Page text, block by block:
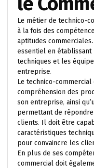
Le métier de technico-
à la fois des
aptitudes
essentiel en
techniques et les
entreprise.
Le technico-
compréhension des
son entreprise, ainsi
permettant de
clients. Il doit être
caractéristiques
pour convaincre les
En plus de ses
commercial doit